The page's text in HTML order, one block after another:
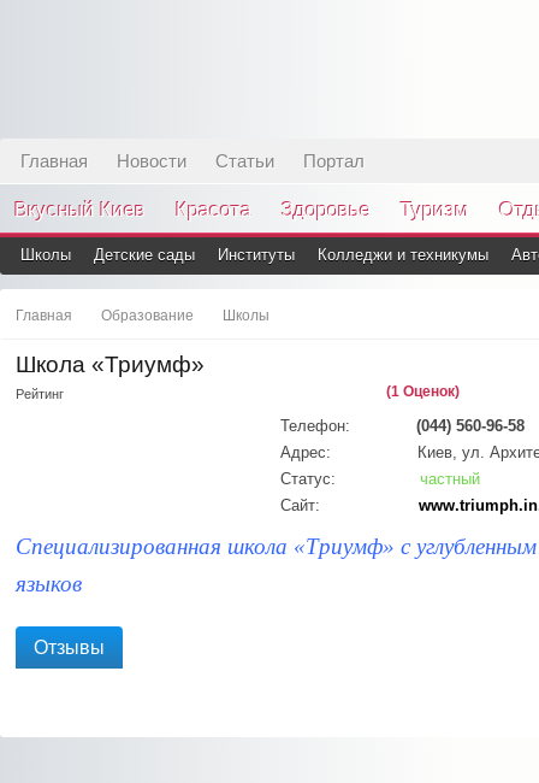
Главная Новости Статьи Портал
Вкусный Киев Красота Здоровье Туризм
Школы Детские сады Институты Колледжи и техникумы
Главная Образование Школы
Школа «Триумф»
Рейтинг (1 Оценок)
Телефон:
(044) 560-96-58
Адрес:
Киев, ул.
Статус:
частный
Сайт:
Специализированная школа «Триумф» с
языков
Отзывы